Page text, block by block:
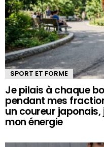
SPORT ET FORME
Je pilais à chaque
pendant mes
un coureur
mon énergie